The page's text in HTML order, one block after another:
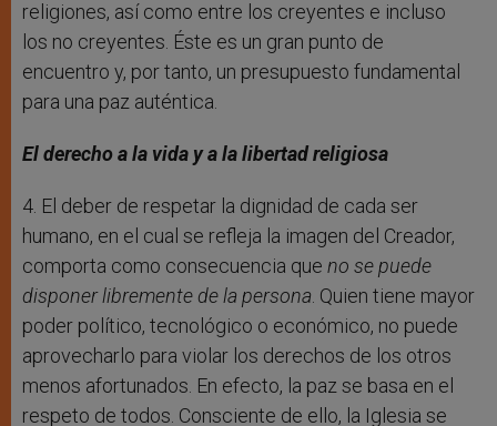
religiones, así como entre los creyentes e incluso
los no creyentes. Éste es un gran punto de
encuentro y, por tanto, un presupuesto fundamental
para una paz auténtica.
El derecho a la vida y a la libertad religiosa
4. El deber de respetar la dignidad de cada ser
humano, en el cual se refleja la imagen del Creador,
comporta como consecuencia que no se puede
disponer libremente de la persona. Quien tiene mayor
poder político, tecnológico o económico, no puede
aprovecharlo para violar los derechos de los otros
menos afortunados. En efecto, la paz se basa en el
respeto de todos. Consciente de ello, la Iglesia se